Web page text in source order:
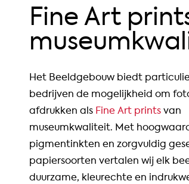
Fine Art
Het Beeldgebouw biedt
bedrijven de mogelijkheid om
afdrukken als Fine Art printsvan
museumkwaliteit. Met
pigmentinkten en zorgvuldig
papiersoorten vertalen wij elk
duurzame, kleurechte en